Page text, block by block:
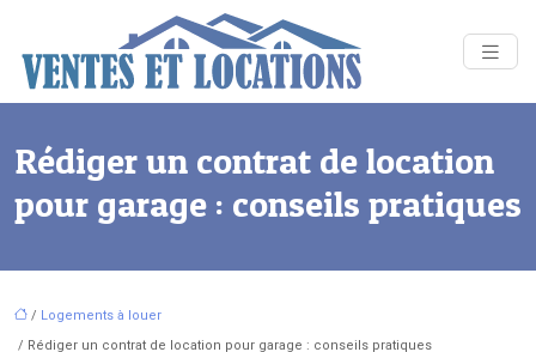
Rédiger un contrat de location
pour garage : conseils pratiques
/ Logements à louer
/ Rédiger un contrat de location pour garage : conseils pratiques